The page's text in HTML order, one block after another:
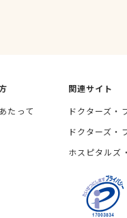
たって
関連サイト
ドクターズ・
ドクターズ・
ホスピタルズ